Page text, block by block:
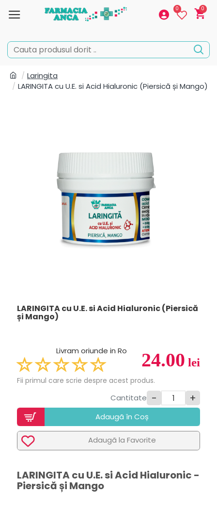
0 0
Laringita
LARINGITA cu U.E. si Acid Hialuronic (Piersică și Mango)
LARINGITA cu U.E. si Acid Hialuronic (Piersică
și Mango)
24.00 lei
Livram oriunde in Ro
Fii primul care scrie despre acest produs.
Cantitate - +
Adaugã în Coș
Adaugã la Favorite
LARINGITA cu U.E. si Acid Hialuronic -
Piersică și Mango